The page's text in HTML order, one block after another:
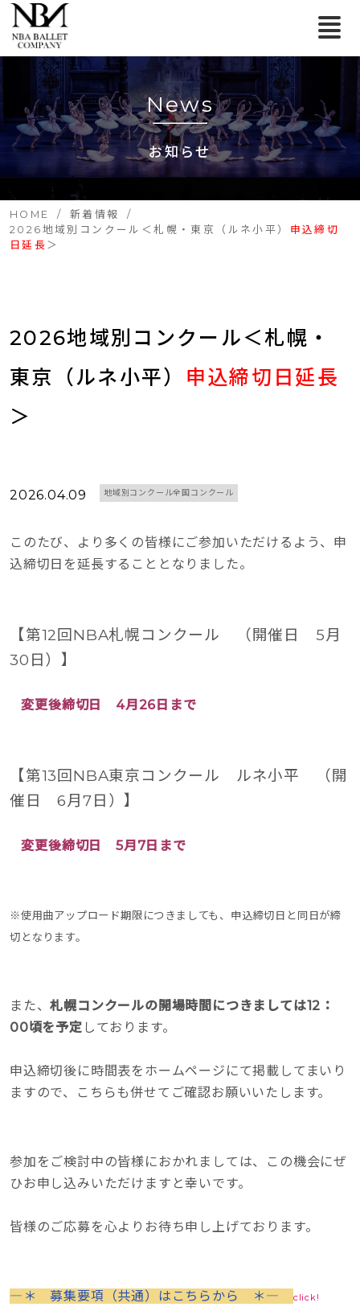
News
お知らせ
HOME
新着情報
2026地域別コンクール＜札幌・東京（ルネ小平） 申込締切
日延長 ＞
2026地域別コンクール＜札幌・
東京（ルネ小平） 申込締切日延長
＞
2026.04.09 地域別コンクール全国コンクール
このたび、より多くの皆様にご参加いただけるよう、申
込締切日を延長することとなりました。
【第12回NBA札幌コンクール （開催日 5月
30日）】
変更後締切日 4月26日まで
【第13回NBA東京コンクール ルネ小平 （開
催日 6月7日）】
変更後締切日 5月7日まで
※使用曲アップロード期限につきましても、申込締切日と同日が締
切となります。
また、札幌コンクールの開場時間につきましては12：
00頃を予定 しております。
申込締切後に時間表をホームページにて掲載してまいり
ますので、こちらも併せてご確認お願いいたします。
参加をご検討中の皆様におかれましては、この機会にぜ
ひお申し込みいただけますと幸いです。
皆様のご応募を心よりお待ち申し上げております。
―＊ 募集要項（共通）はこちらから ＊― click!